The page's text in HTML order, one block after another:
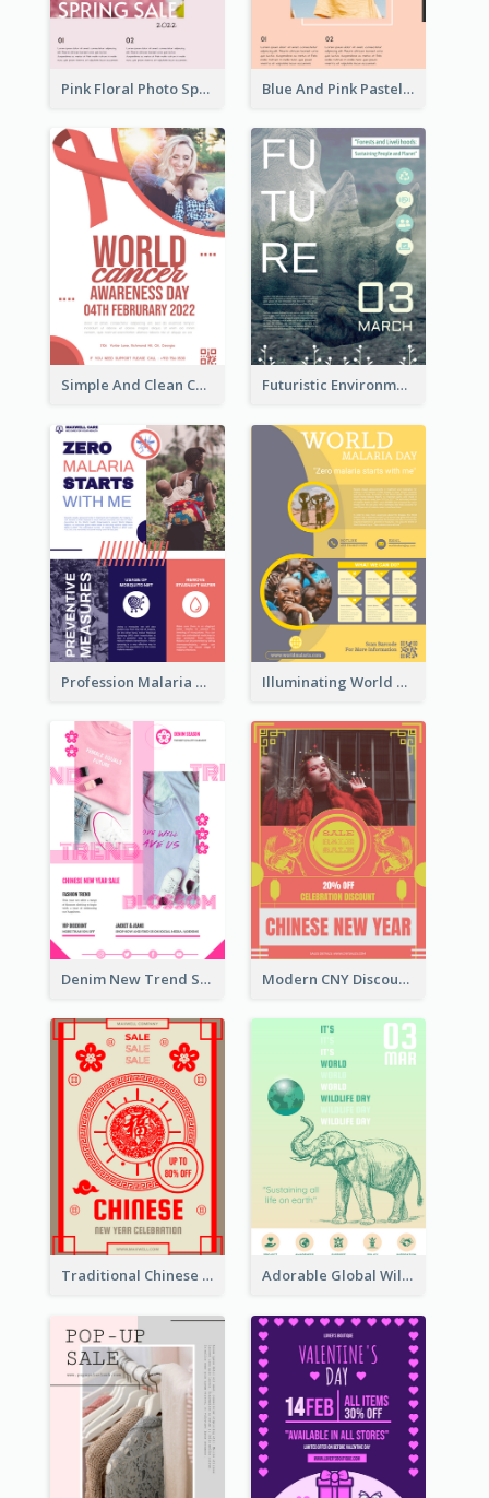
Pink Floral Photo Spring Sale Poster Blue And Pink Pastel Minimal Sale Poster
Simple And Clean Coral Ribbon Poster Design Idea Futuristic Environmentally Friendly Messages Poster Design
Profession Malaria Prevention Poster Design Illuminating World Malaria Day Promotion Poster Design
Denim New Trend Sale Poster Modern CNY Discount Poster Design
Traditional Chinese New Year Promotional Designs Adorable Global Wildlife Poster Design Idea